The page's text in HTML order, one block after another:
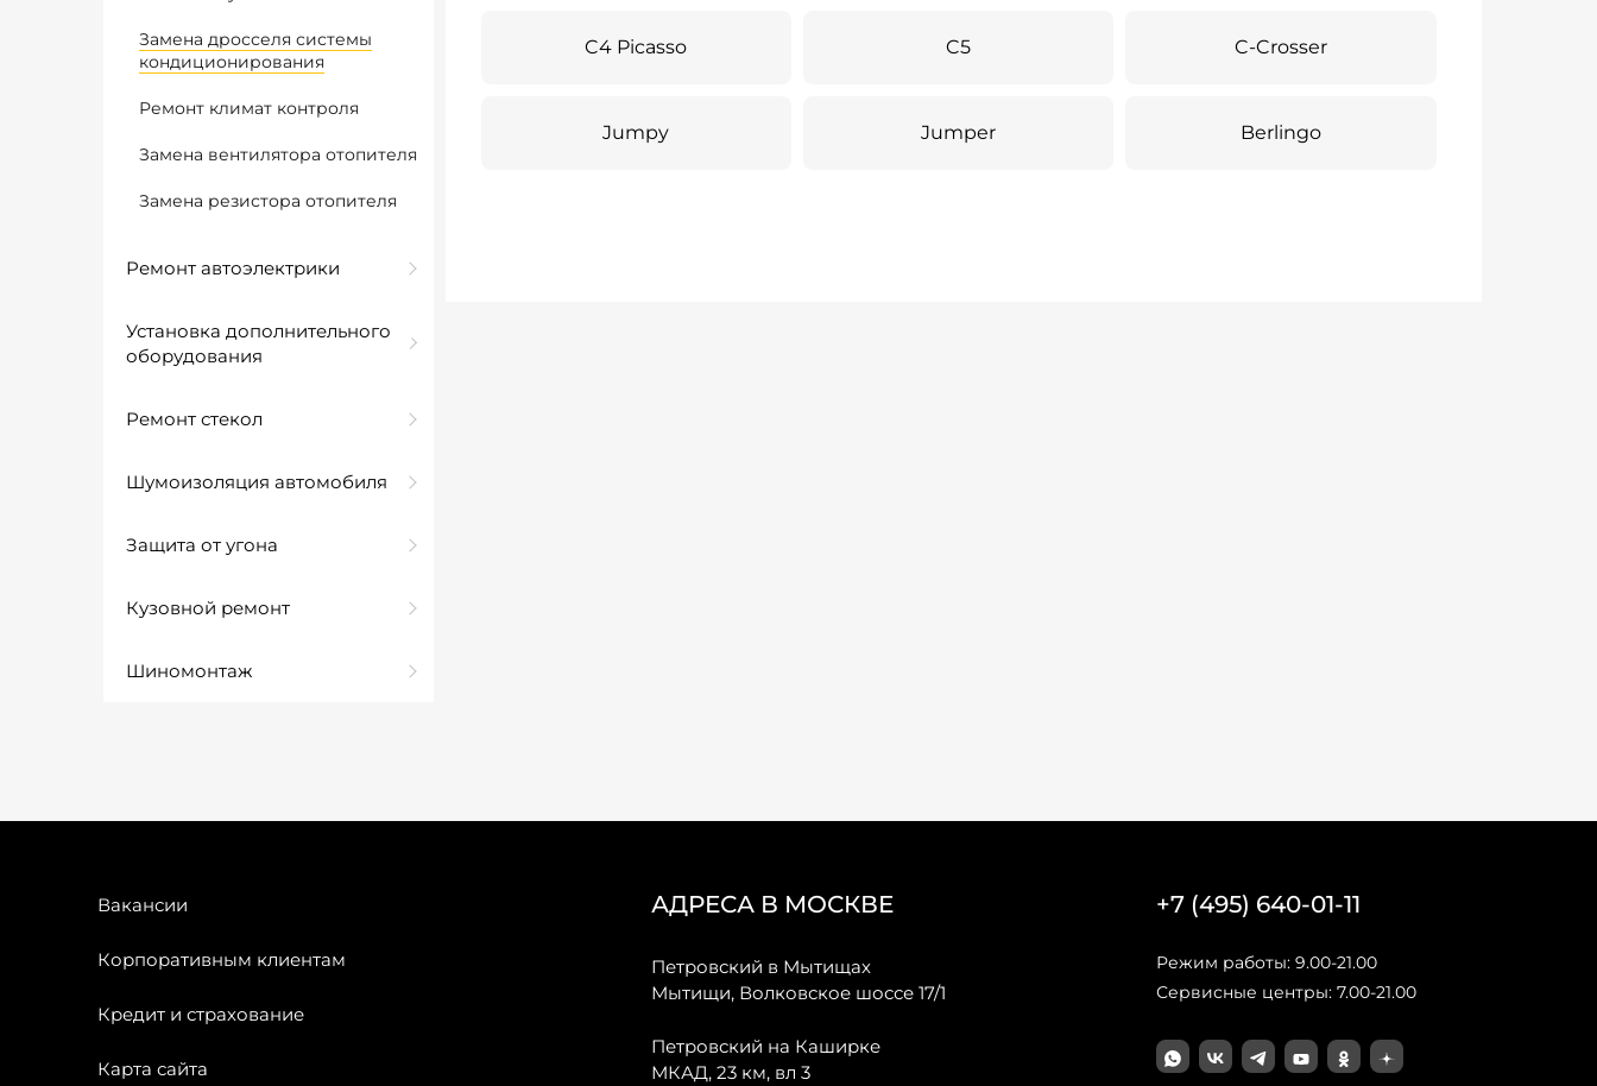
Замена дросселя системы
кондиционирования
Ремонт климат контроля
Замена вентилятора отопителя
Замена резистора отопителя
Ремонт автоэлектрики
Установка дополнительного
оборудования
Ремонт стекол
Шумоизоляция автомобиля
Защита от угона
Кузовной ремонт
Шиномонтаж
C4 Picasso C5 C-Crosser
Jumpy Jumper Berlingo
Вакансии
Корпоративным клиентам
Кредит и страхование
Карта сайта
АДРЕСА В МОСКВЕ
Петровский в Мытищах
Мытищи, Волковское шоссе 17/1
Петровский на Каширке
МКАД, 23 км, вл 3
+7 (495) 640-01-11
Режим работы: 9.00-21.00
Сервисные центры: 7.00-21.00